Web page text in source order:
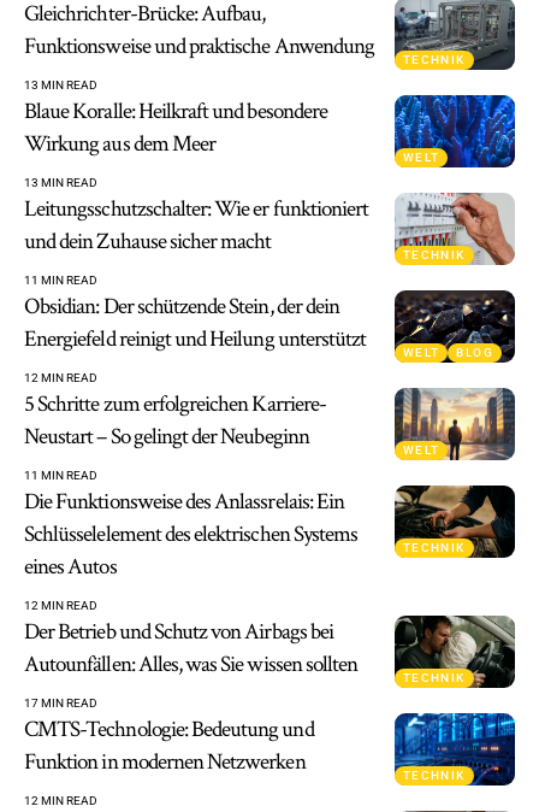
TECHNIK
Gleichrichter-Brücke: Aufbau,
Funktionsweise und praktische Anwendung
13 MIN READ
WELT
Blaue Koralle: Heilkraft und besondere
Wirkung aus dem Meer
13 MIN READ
TECHNIK
Leitungsschutzschalter: Wie er funktioniert
und dein Zuhause sicher macht
11 MIN READ
WELT BLOG
Obsidian: Der schützende Stein, der dein
Energiefeld reinigt und Heilung unterstützt
12 MIN READ
WELT
5 Schritte zum erfolgreichen Karriere-
Neustart – So gelingt der Neubeginn
11 MIN READ
TECHNIK
Die Funktionsweise des Anlassrelais: Ein
Schlüsselelement des elektrischen Systems
eines Autos
12 MIN READ
TECHNIK
Der Betrieb und Schutz von Airbags bei
Autounfällen: Alles, was Sie wissen sollten
17 MIN READ
TECHNIK
CMTS-Technologie: Bedeutung und
Funktion in modernen Netzwerken
12 MIN READ